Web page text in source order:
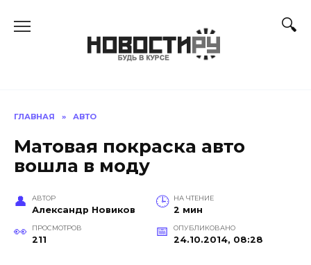
ГЛАВНАЯ » АВТО
Матовая покраска авто
вошла в моду
АВТОР
Александр Новиков
НА ЧТЕНИЕ
2 мин
ПРОСМОТРОВ
211
ОПУБЛИКОВАНО
24.10.2014, 08:28